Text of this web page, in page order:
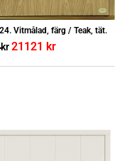
Vitmålad, färg / Teak, tät.
kr21121 kr